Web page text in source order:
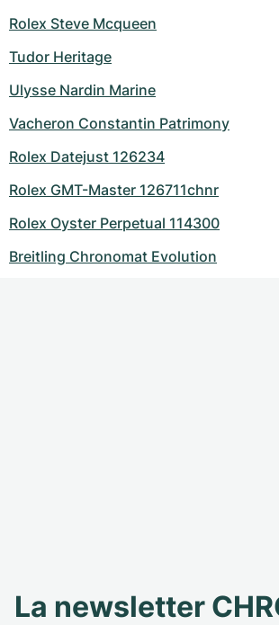
Rolex Steve Mcqueen
Tudor Heritage
Ulysse Nardin Marine
Vacheron Constantin Patrimony
Rolex Datejust 126234
Rolex GMT-Master 126711chnr
Rolex Oyster Perpetual 114300
Breitling Chronomat Evolution
La newsletter